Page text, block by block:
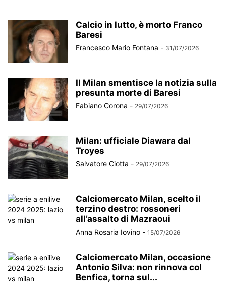
Calcio in lutto, è morto Franco
Baresi
Francesco Mario Fontana - 31/07/2026
Il Milan smentisce la notizia sulla
presunta morte di Baresi
Fabiano Corona - 29/07/2026
Milan: ufficiale Diawara dal
Troyes
Salvatore Ciotta - 29/07/2026
Calciomercato Milan, scelto il
terzino destro: rossoneri
all’assalto di Mazraoui
Anna Rosaria Iovino - 15/07/2026
Calciomercato Milan, occasione
Antonio Silva: non rinnova col
Benfica, torna sul...